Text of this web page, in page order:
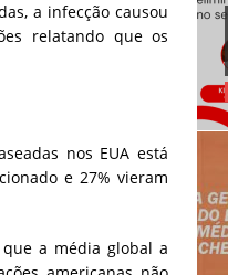
a infecção causou
relatando que os
nos EUA está
e 27% vieram
que a média global a